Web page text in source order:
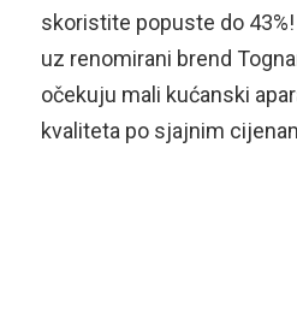
skoristite popuste do
uz renomirani brend
očekuju mali kućanski
kvaliteta po sjajnim